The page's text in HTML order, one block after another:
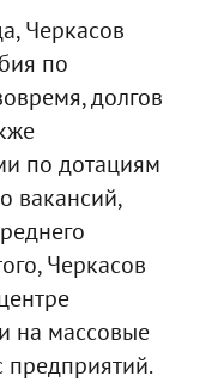
Черкасов
по
долгов
по дотациям
вакансий,
Черкасов
на массовые
предприятий.